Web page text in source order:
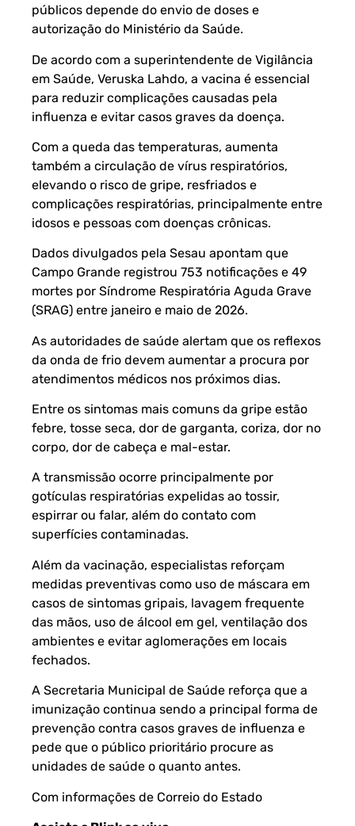
públicos depende do envio de doses e
autorização do Ministério da Saúde.
De acordo com a superintendente de Vigilância
em Saúde, Veruska Lahdo, a vacina é essencial
para reduzir complicações causadas pela
influenza e evitar casos graves da doença.
Com a queda das temperaturas, aumenta
também a circulação de vírus respiratórios,
elevando o risco de gripe, resfriados e
complicações respiratórias, principalmente entre
idosos e pessoas com doenças crônicas.
Dados divulgados pela Sesau apontam que
Campo Grande registrou 753 notificações e 49
mortes por Síndrome Respiratória Aguda Grave
(SRAG) entre janeiro e maio de 2026.
As autoridades de saúde alertam que os reflexos
da onda de frio devem aumentar a procura por
atendimentos médicos nos próximos dias.
Entre os sintomas mais comuns da gripe estão
febre, tosse seca, dor de garganta, coriza, dor no
corpo, dor de cabeça e mal-estar.
A transmissão ocorre principalmente por
gotículas respiratórias expelidas ao tossir,
espirrar ou falar, além do contato com
superfícies contaminadas.
Além da vacinação, especialistas reforçam
medidas preventivas como uso de máscara em
casos de sintomas gripais, lavagem frequente
das mãos, uso de álcool em gel, ventilação dos
ambientes e evitar aglomerações em locais
fechados.
A Secretaria Municipal de Saúde reforça que a
imunização continua sendo a principal forma de
prevenção contra casos graves de influenza e
pede que o público prioritário procure as
unidades de saúde o quanto antes.
Com informações de Correio do Estado